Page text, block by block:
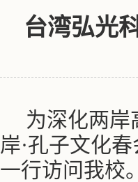
台湾弘光
为深化两岸
岸·孔子文化
一行访问我校